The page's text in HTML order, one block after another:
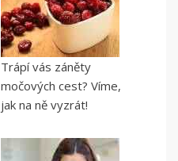
Trápí vás záněty
močových cest? Víme,
jak na ně vyzrát!